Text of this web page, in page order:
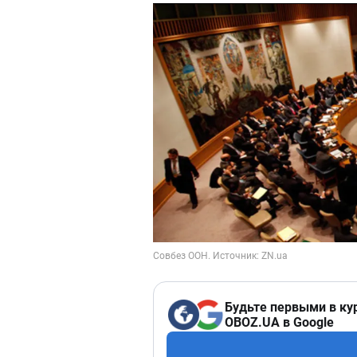
Будьте первыми в
OBOZ.UA в Google